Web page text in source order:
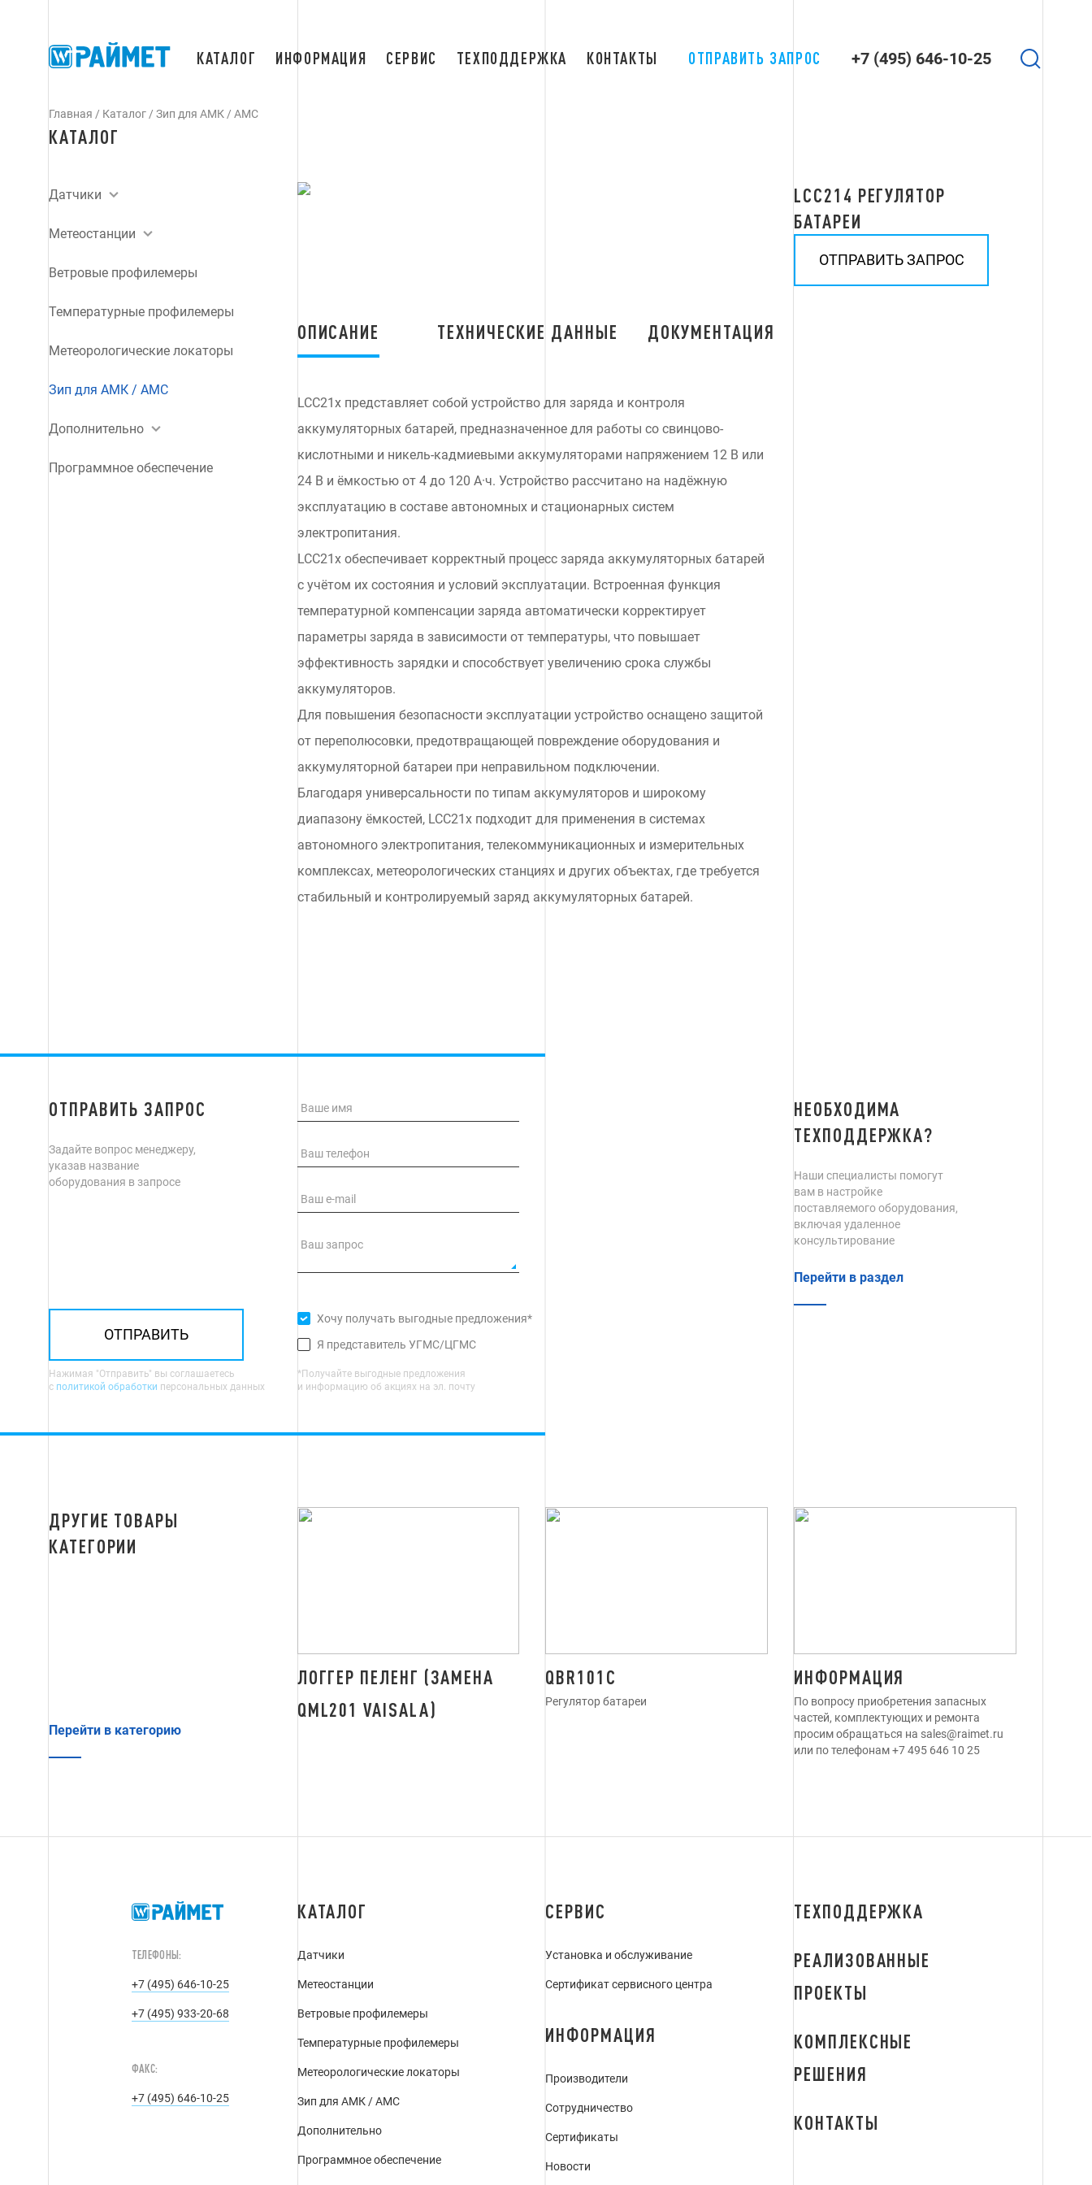
КАТАЛОГ ИНФОРМАЦИЯ СЕРВИС ТЕХПОДДЕРЖКА КОНТАКТЫ ОТПРАВИТЬ ЗАПРОС +7 (495) 646-10-25
Главная / Каталог / Зип для АМК / АМС
КАТАЛОГ
Датчики
Метеостанции
Ветровые профилемеры
Температурные профилемеры
Метеорологические локаторы
Зип для АМК / АМС
Дополнительно
Программное обеспечение
LCC214 РЕГУЛЯТОР
БАТАРЕИ
ОТПРАВИТЬ ЗАПРОС
ОПИСАНИЕ ТЕХНИЧЕСКИЕ ДАННЫЕ ДОКУМЕНТАЦИЯ
LCC21x представляет собой устройство для заряда и контроля
аккумуляторных батарей, предназначенное для работы со свинцово-
кислотными и никель-кадмиевыми аккумуляторами напряжением 12 В или
24 В и ёмкостью от 4 до 120 А·ч. Устройство рассчитано на надёжную
эксплуатацию в составе автономных и стационарных систем
электропитания.
LCC21x обеспечивает корректный процесс заряда аккумуляторных батарей
с учётом их состояния и условий эксплуатации. Встроенная функция
температурной компенсации заряда автоматически корректирует
параметры заряда в зависимости от температуры, что повышает
эффективность зарядки и способствует увеличению срока службы
аккумуляторов.
Для повышения безопасности эксплуатации устройство оснащено защитой
от переполюсовки, предотвращающей повреждение оборудования и
аккумуляторной батареи при неправильном подключении.
Благодаря универсальности по типам аккумуляторов и широкому
диапазону ёмкостей, LCC21x подходит для применения в системах
автономного электропитания, телекоммуникационных и измерительных
комплексах, метеорологических станциях и других объектах, где требуется
стабильный и контролируемый заряд аккумуляторных батарей.
ОТПРАВИТЬ ЗАПРОС
Задайте вопрос менеджеру,
указав название
оборудования в запросе
Хочу получать выгодные предложения*
Я представитель УГМС/ЦГМС
*Получайте выгодные предложения
и информацию об акциях на эл. почту
ОТПРАВИТЬ
Нажимая "Отправить" вы соглашаетесь
с политикой обработки персональных данных
НЕОБХОДИМА
ТЕХПОДДЕРЖКА?
Наши специалисты помогут
вам в настройке
поставляемого оборудования,
включая удаленное
консультирование
Перейти в раздел
ДРУГИЕ ТОВАРЫ
КАТЕГОРИИ
Перейти в категорию
ЛОГГЕР ПЕЛЕНГ (ЗАМЕНА
QML201 VAISALA)
QBR101С
Регулятор батареи
ИНФОРМАЦИЯ
По вопросу приобретения запасных
частей, комплектующих и ремонта
просим обращаться на sales@raimet.ru
или по телефонам +7 495 646 10 25
КАТАЛОГ
Датчики
Метеостанции
Ветровые профилемеры
Температурные профилемеры
Метеорологические локаторы
Зип для АМК / АМС
Дополнительно
Программное обеспечение
СЕРВИС
Установка и обслуживание
Сертификат сервисного центра
ИНФОРМАЦИЯ
Производители
Сотрудничество
Сертификаты
Новости
ТЕХПОДДЕРЖКА
РЕАЛИЗОВАННЫЕ
ПРОЕКТЫ
КОМПЛЕКСНЫЕ
РЕШЕНИЯ
КОНТАКТЫ
ТЕЛЕФОНЫ:
+7 (495) 646-10-25
+7 (495) 933-20-68
ФАКС:
+7 (495) 646-10-25